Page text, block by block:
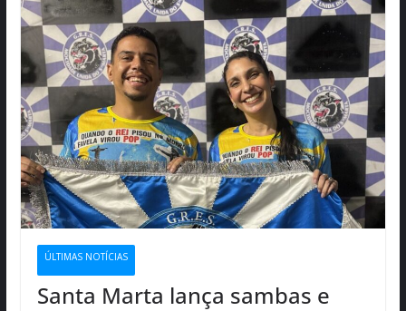
ÚLTIMAS NOTÍCIAS
Santa Marta lança sambas e